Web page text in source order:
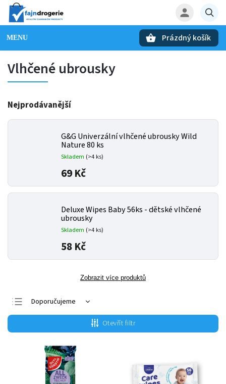
Prázdný košík
Vlhčené ubrousky
Nejprodávanější
G&G Univerzální vlhčené ubrousky Wild
Nature 80 ks
Skladem (>4 ks)
69 Kč
Deluxe Wipes Baby 56ks - dětské vlhčené
ubrousky
Skladem (>4 ks)
58 Kč
Zobrazit více produktů
Doporučujeme
Nejlevnější
Nejdražší
Nejprodávanější
Abecedně
Otevřít filtr